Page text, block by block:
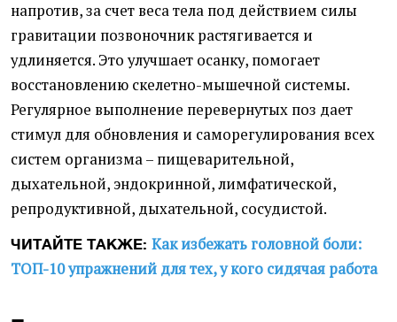
напротив, за счет веса тела под действием силы
гравитации позвоночник растягивается и
удлиняется. Это улучшает осанку, помогает
восстановлению скелетно-мышечной системы.
Регулярное выполнение перевернутых поз дает
стимул для обновления и саморегулирования всех
систем организма – пищеварительной,
дыхательной, эндокринной, лимфатической,
репродуктивной, дыхательной, сосудистой.
ЧИТАЙТЕ ТАКЖЕ: Как избежать головной боли:
ТОП-10 упражнений для тех, у кого сидячая работа